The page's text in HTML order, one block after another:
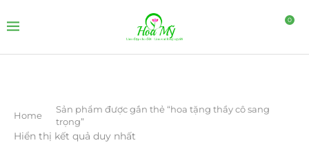
0
Home
Sản phẩm được gắn thẻ “hoa tặng thầy cô sang
trọng”
Hiển thị kết quả duy nhất